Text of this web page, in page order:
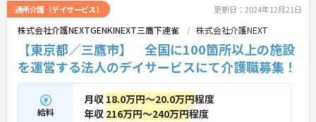
通所介護（デイサービス） 更新日：2024年12月21日
株式会社介護NEXTGENKINEXT三鷹下連雀 株式会社介護NEXT
【東京都／三鷹市】 全国に100箇所以上の施設
を運営する法人のデイサービスにて介護職募集！
給料
月収 18.0万円～20.0万円程度
年収 216万円～240万円程度